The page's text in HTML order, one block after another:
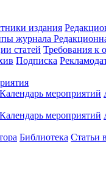
издания
журнала
статей Требования к
Подписка
Календарь мероприятий
Календарь мероприятий
Библиотека Статьи